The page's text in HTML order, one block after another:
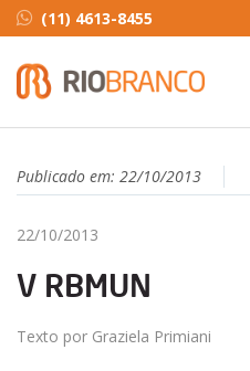
(11) 4613-8455
Publicado em: 22/10/2013
22/10/2013
V RBMUN
Texto por Graziela Primiani